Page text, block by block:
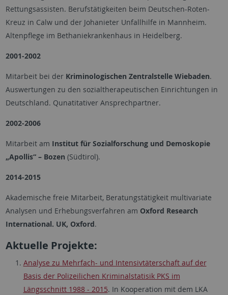
Rettungsassisten. Berufstätigkeiten beim Deutschen-Roten-
Kreuz in Calw und der Johanieter Unfallhilfe in Mannheim.
Altenpflege im Bethaniekrankenhaus in Heidelberg.
2001-2002
Mitarbeit bei der Kriminologischen Zentralstelle Wiebaden.
Auswertungen zu den sozialtherapeutischen Einrichtungen in
Deutschland. Qunatitativer Ansprechpartner.
2002-2006
Mitarbeit am Institut für Sozialforschung und Demoskopie
„Apollis“ – Bozen (Südtirol).
2014-2015
Akademische freie Mitarbeit, Beratungstätigkeit multivariate
Analysen und Erhebungsverfahren am Oxford Research
International. UK, Oxford.
Aktuelle Projekte:
Analyse zu Mehrfach- und Intensivtäterschaft auf der
Basis der Polizeilichen Kriminalstatisik PKS im
Längsschnitt 1988 - 2015. In Kooperation mit dem LKA